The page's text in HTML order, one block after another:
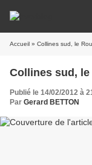
Accueil » Collines sud, le
Collines sud,
Publié le 14/02/2012 à
Par Gerard BETTON